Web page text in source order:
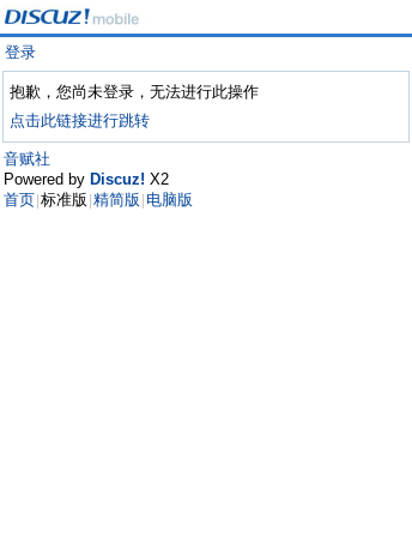
登录
抱歉，您尚未登录，无法进行此操作
点击此链接进行跳转
音赋社
Powered by Discuz! X2
首页 标准版 精简版 电脑版